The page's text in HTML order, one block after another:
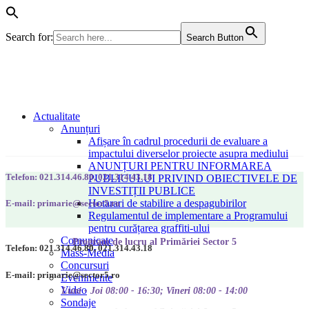
Search for: Search Button
Actualitate
Anunțuri
Afișare în cadrul procedurii de evaluare a
impactului diverselor proiecte asupra mediului
ANUNȚURI PENTRU INFORMAREA
PUBLICULUI PRIVIND OBIECTIVELE DE
INVESTIȚII PUBLICE
Hotarari de stabilire a despagubirilor
Regulamentul de implementare a Programului
pentru curățarea graffiti-ului
Comunicate
Mass-Media
Concursuri
Evenimente
Video
Sondaje
Telefon: 021.314.46.80, 021.314.43.18
E-mail: primarie@sector5.ro
Program de lucru al Primăriei Sector 5
Luni - Joi 08:00 - 16:30; Vineri 08:00 - 14:00
Telefon: 021.314.46.80, 021.314.43.18
E-mail: primarie@sector5.ro